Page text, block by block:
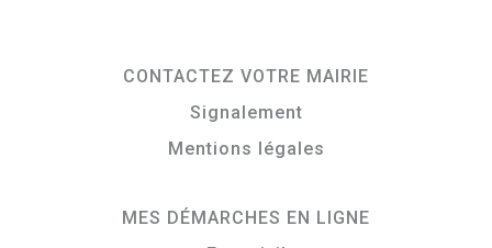
CONTACTEZ VOTRE MAIRIE
Signalement
Mentions légales
MES DÉMARCHES EN LIGNE